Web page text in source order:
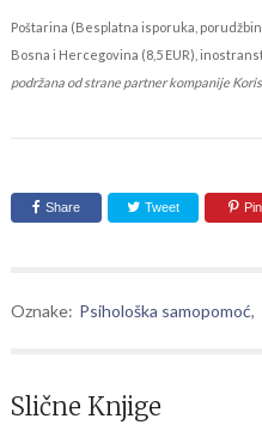
Poštarina (Besplatna isporuka,
Bosna i Hercegovina (8,5 EUR),
podržana od strane partner kompanije
Share Tweet
Oznake: Psihološka samopomoć,
Slične Knjige